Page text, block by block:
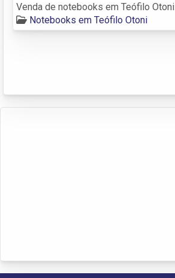
Venda de notebooks em Teófilo Otoni
Notebooks em Teófilo Otoni